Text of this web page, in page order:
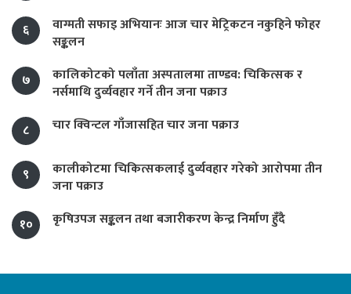
६
वाग्मती सफाइ अभियानः आज चार मेट्रिकटन नकुहिने फोहर
सङ्कलन
७
कालिकोटको पलाँता अस्पतालमा ताण्डव: चिकित्सक र
नर्समाथि दुर्व्यवहार गर्ने तीन जना पक्राउ
८
चार क्विन्टल गाँजासहित चार जना पक्राउ
९
कालीकोटमा चिकित्सकलाई दुर्व्यवहार गरेको आरोपमा तीन
जना पक्राउ
१०
कृषिउपज सङ्कलन तथा बजारीकरण केन्द्र निर्माण हुँदै